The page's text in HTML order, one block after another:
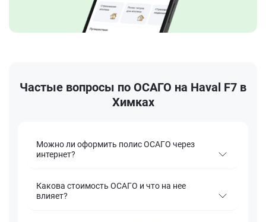
Частые вопросы по ОСАГО на Haval F7 в
Химках
Можно ли оформить полис ОСАГО через
интернет?
Какова стоимость ОСАГО и что на нее
влияет?